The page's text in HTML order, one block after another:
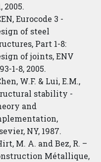
2005.
Eurocode 3 -
of steel
Part 1-8:
of joints, ENV
1-8, 2005.
W.F. & Lui, E.M.,
stability -
and
NY, 1987.
M. A. and Bez, R. –
Métallique,